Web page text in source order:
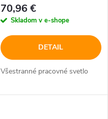
70,96 €
Skladom v e-shope
DETAIL
Všestranné pracovné svetlo